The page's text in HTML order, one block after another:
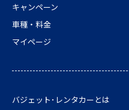
キャンペーン
車種・料金
マイページ
バジェット･レンタカーとは